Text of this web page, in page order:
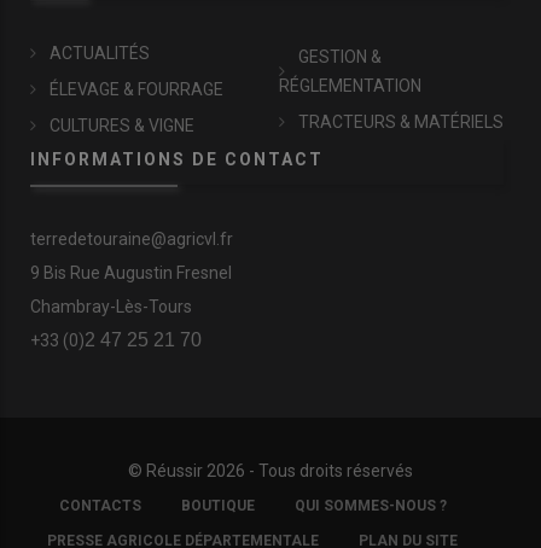
ACTUALITÉS
ÉLEVAGE & FOURRAGE
CULTURES & VIGNE
GESTION &
RÉGLEMENTATION
TRACTEURS & MATÉRIELS
INFORMATIONS DE CONTACT
terredetouraine@agricvl.fr
9 Bis Rue Augustin Fresnel
Chambray-Lès-Tours
+33 (0)2 47 25 21 70
© Réussir 2026 - Tous droits réservés
FOOTER
COPYRIGHT
CONTACTS BOUTIQUE QUI SOMMES-NOUS ?
PRESSE AGRICOLE DÉPARTEMENTALE PLAN DU SITE